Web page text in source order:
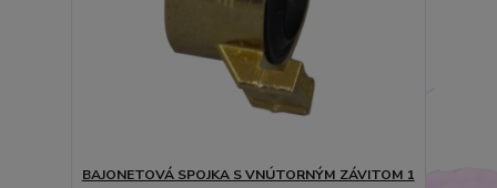
BAJONETOVÁ SPOJKA S VNÚTORNÝM ZÁVITOM 1